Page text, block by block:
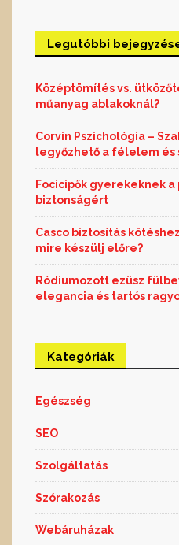
Legutóbbi
Középtömítés vs.
műanyag ablakoknál?
Corvin Pszichológia –
legyőzhető a félelem és
Focicipők gyerekeknek a
biztonságért
Casco biztosítás
mire készülj előre?
Ródiumozott ezüsz
elegancia és tartós
Kategóriák
Egészség
SEO
Szolgáltatás
Szórakozás
Webáruházak